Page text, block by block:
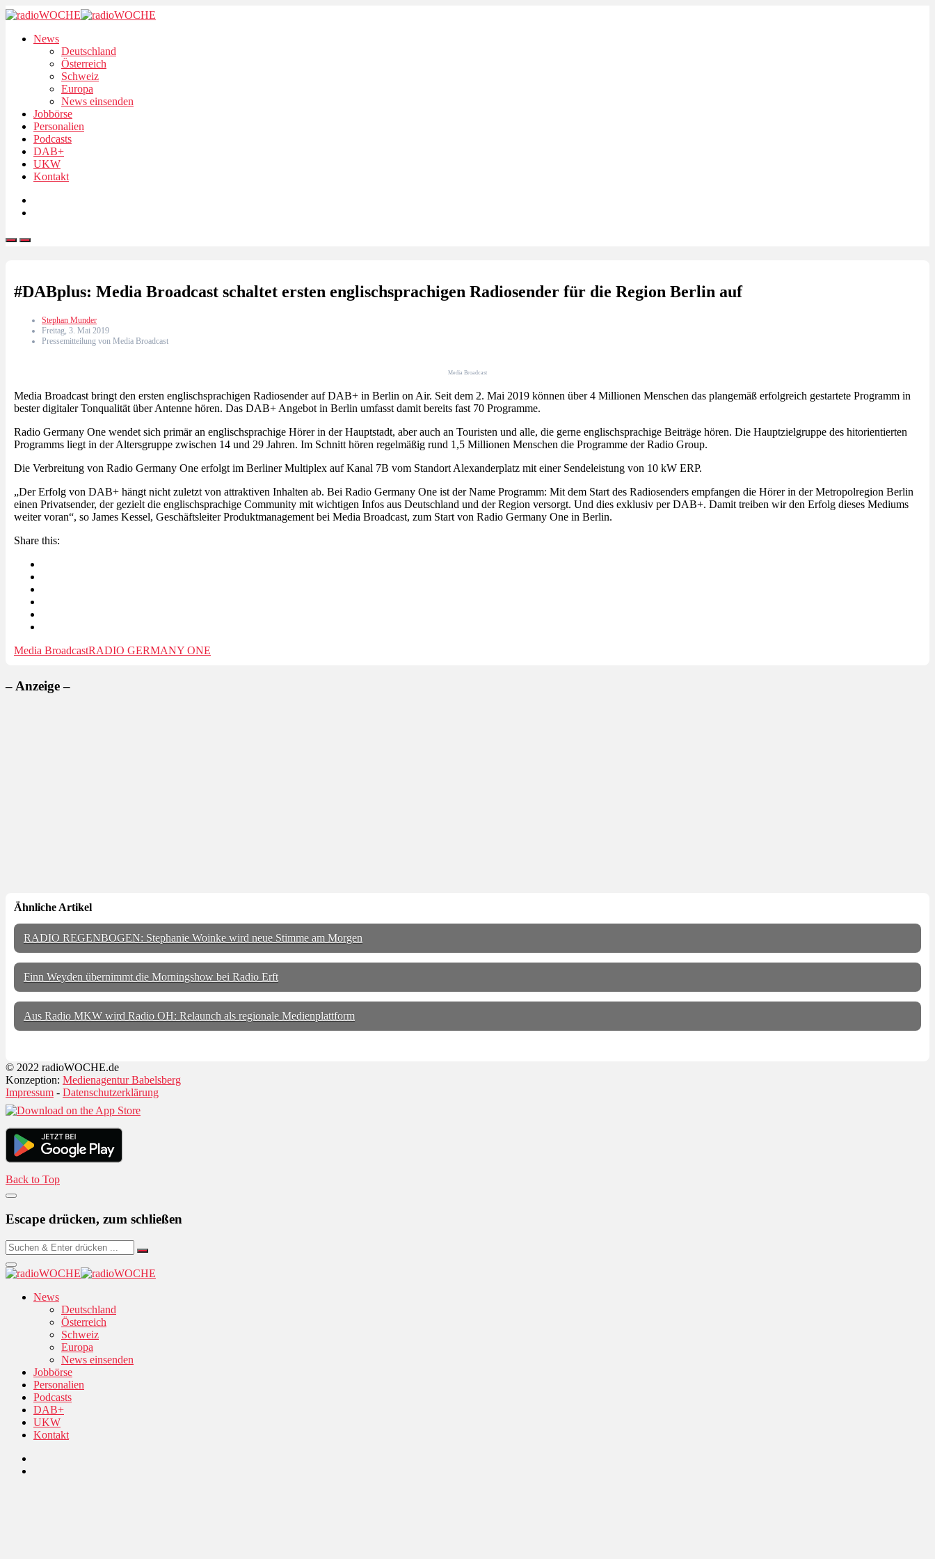
News
Deutschland
Österreich
Schweiz
Europa
News einsenden
Jobbörse
Personalien
Podcasts
DAB+
UKW
Kontakt
#DABplus: Media Broadcast schaltet ersten englischsprachigen Radiosender für die Region Berlin auf
Stephan Munder
Freitag, 3. Mai 2019
Pressemitteilung von Media Broadcast
Media Broadcast
Media Broadcast bringt den ersten englischsprachigen Radiosender auf DAB+ in Berlin on Air. Seit dem 2. Mai 2019 können über 4 Millionen Menschen das plangemäß erfolgreich gestartete Programm in
bester digitaler Tonqualität über Antenne hören. Das DAB+ Angebot in Berlin umfasst damit bereits fast 70 Programme.
Radio Germany One wendet sich primär an englischsprachige Hörer in der Hauptstadt, aber auch an Touristen und alle, die gerne englischsprachige Beiträge hören. Die Hauptzielgruppe des hitorientierten
Programms liegt in der Altersgruppe zwischen 14 und 29 Jahren. Im Schnitt hören regelmäßig rund 1,5 Millionen Menschen die Programme der Radio Group.
Die Verbreitung von Radio Germany One erfolgt im Berliner Multiplex auf Kanal 7B vom Standort Alexanderplatz mit einer Sendeleistung von 10 kW ERP.
„Der Erfolg von DAB+ hängt nicht zuletzt von attraktiven Inhalten ab. Bei Radio Germany One ist der Name Programm: Mit dem Start des Radiosenders empfangen die Hörer in der Metropolregion Berlin
einen Privatsender, der gezielt die englischsprachige Community mit wichtigen Infos aus Deutschland und der Region versorgt. Und dies exklusiv per DAB+. Damit treiben wir den Erfolg dieses Mediums
weiter voran“, so James Kessel, Geschäftsleiter Produktmanagement bei Media Broadcast, zum Start von Radio Germany One in Berlin.
Share this:
Media BroadcastRADIO GERMANY ONE
– Anzeige –
Ähnliche Artikel
RADIO REGENBOGEN: Stephanie Woinke wird neue Stimme am Morgen
Finn Weyden übernimmt die Morningshow bei Radio Erft
Aus Radio MKW wird Radio OH: Relaunch als regionale Medienplattform
© 2022 radioWOCHE.de
Konzeption: Medienagentur Babelsberg
Impressum - Datenschutzerklärung
Back to Top
Escape drücken, zum schließen
News
Deutschland
Österreich
Schweiz
Europa
News einsenden
Jobbörse
Personalien
Podcasts
DAB+
UKW
Kontakt